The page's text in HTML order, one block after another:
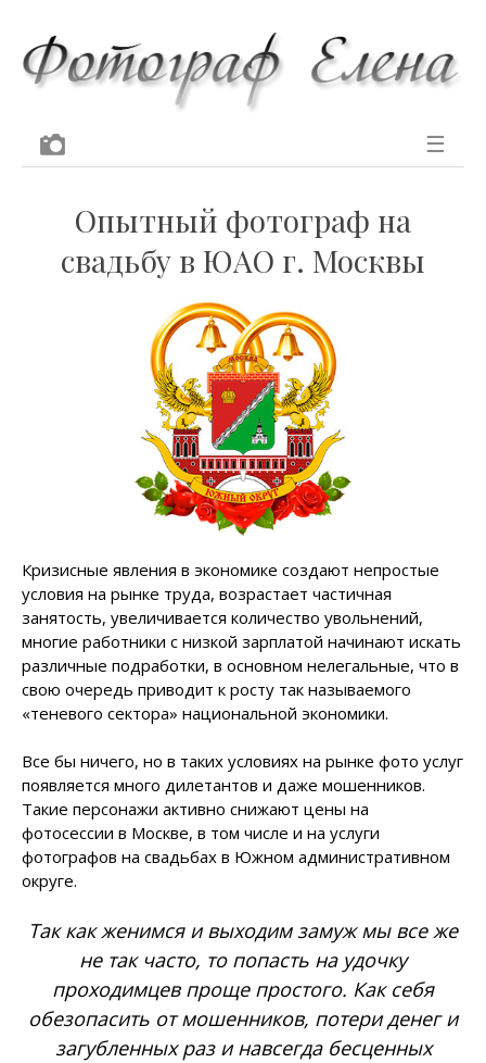
☰
Опытный фотограф на
свадьбу в ЮАО г. Москвы
Кризисные явления в экономике создают непростые
условия на рынке труда, возрастает частичная
занятость, увеличивается количество увольнений,
многие работники с низкой зарплатой начинают искать
различные подработки, в основном нелегальные, что в
свою очередь приводит к росту так называемого
«теневого сектора» национальной экономики.
Все бы ничего, но в таких условиях на рынке фото услуг
появляется много дилетантов и даже мошенников.
Такие персонажи активно снижают цены на
фотосессии в Москве, в том числе и на услуги
фотографов на свадьбах в Южном административном
округе.
Так как женимся и выходим замуж мы все же
не так часто, то попасть на удочку
проходимцев проще простого. Как себя
обезопасить от мошенников, потери денег и
загубленных раз и навсегда бесценных